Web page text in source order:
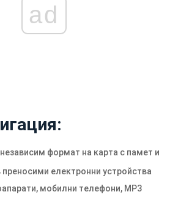
ad
формат на карта с памет и
преносими електронни устройства
мобилни телефони, MP3